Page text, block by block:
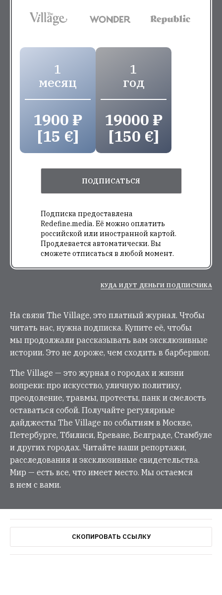
1
месяц
1900 ₽
[15 €]
1
год
19000 ₽
[150 €]
ПОДПИСАТЬСЯ
Подписка предоставлена
Redefine.media. Её можно оплатить
российской или иностранной картой.
Продлевается автоматически. Вы
сможете отписаться в любой момент.
КУДА ИДУТ ДЕНЬГИ ПОДПИСЧИКА
На связи The Village, это платный журнал. Чтобы
читать нас, нужна подписка. Купите её, чтобы
мы продолжали рассказывать вам эксклюзивные
истории. Это не дороже, чем сходить в барбершоп.
The Village — это журнал о городах и жизни
вопреки: про искусство, уличную политику,
преодоление, травмы, протесты, панк и смелость
оставаться собой. Получайте регулярные
дайджесты The Village по событиям в Москве,
Петербурге, Тбилиси, Ереване, Белграде, Стамбуле
и других городах. Читайте наши репортажи,
расследования и эксклюзивные свидетельства.
Мир — есть все, что имеет место. Мы остаемся
в нем с вами.
СКОПИРОВАТЬ ССЫЛКУ